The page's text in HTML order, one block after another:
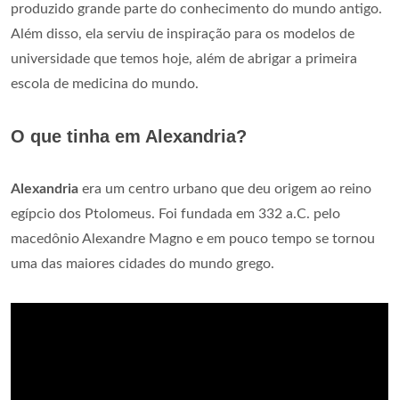
produzido grande parte do conhecimento do mundo antigo.
Além disso, ela serviu de inspiração para os modelos de
universidade que temos hoje, além de abrigar a primeira
escola de medicina do mundo.
O que tinha em Alexandria?
Alexandria era um centro urbano que deu origem ao reino
egípcio dos Ptolomeus. Foi fundada em 332 a.C. pelo
macedônio Alexandre Magno e em pouco tempo se tornou
uma das maiores cidades do mundo grego.